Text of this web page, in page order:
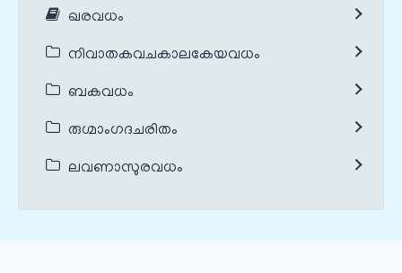
ഖരവധം
നിവാതകവചകാലകേയവധം
ബകവധം
രുഗ്മാംഗദചരിതം
ലവണാസുരവധം